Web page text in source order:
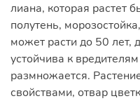
лиана, которая растет
полутень,
может расти до 50 лет,
устойчива к
размножается.
свойствами, отвар